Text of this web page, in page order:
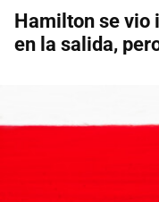
Hamilton se vio
en la salida,